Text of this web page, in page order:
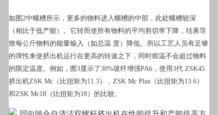
如图2中螺槽所示，更多的物料进入螺槽的中部，此处螺槽较深
（相比于低产能）。它转而使所有物料的平均剪切率下降，结果导
致每公斤物料的能量输入（如总温 度）降低。所以工艺人员有足够
的弹性来使挤出机运行在更高的转速之下，同时熔温不会超过物料
的限定温度。例如，图3显示了30%玻纤增强PA6，使用3代 ZSK45
挤出机ZSK Mc（比扭矩为11.3），ZSK Mc Plus（比扭矩为13.6）
和ZSK Mc18（比扭矩为18）的比较。